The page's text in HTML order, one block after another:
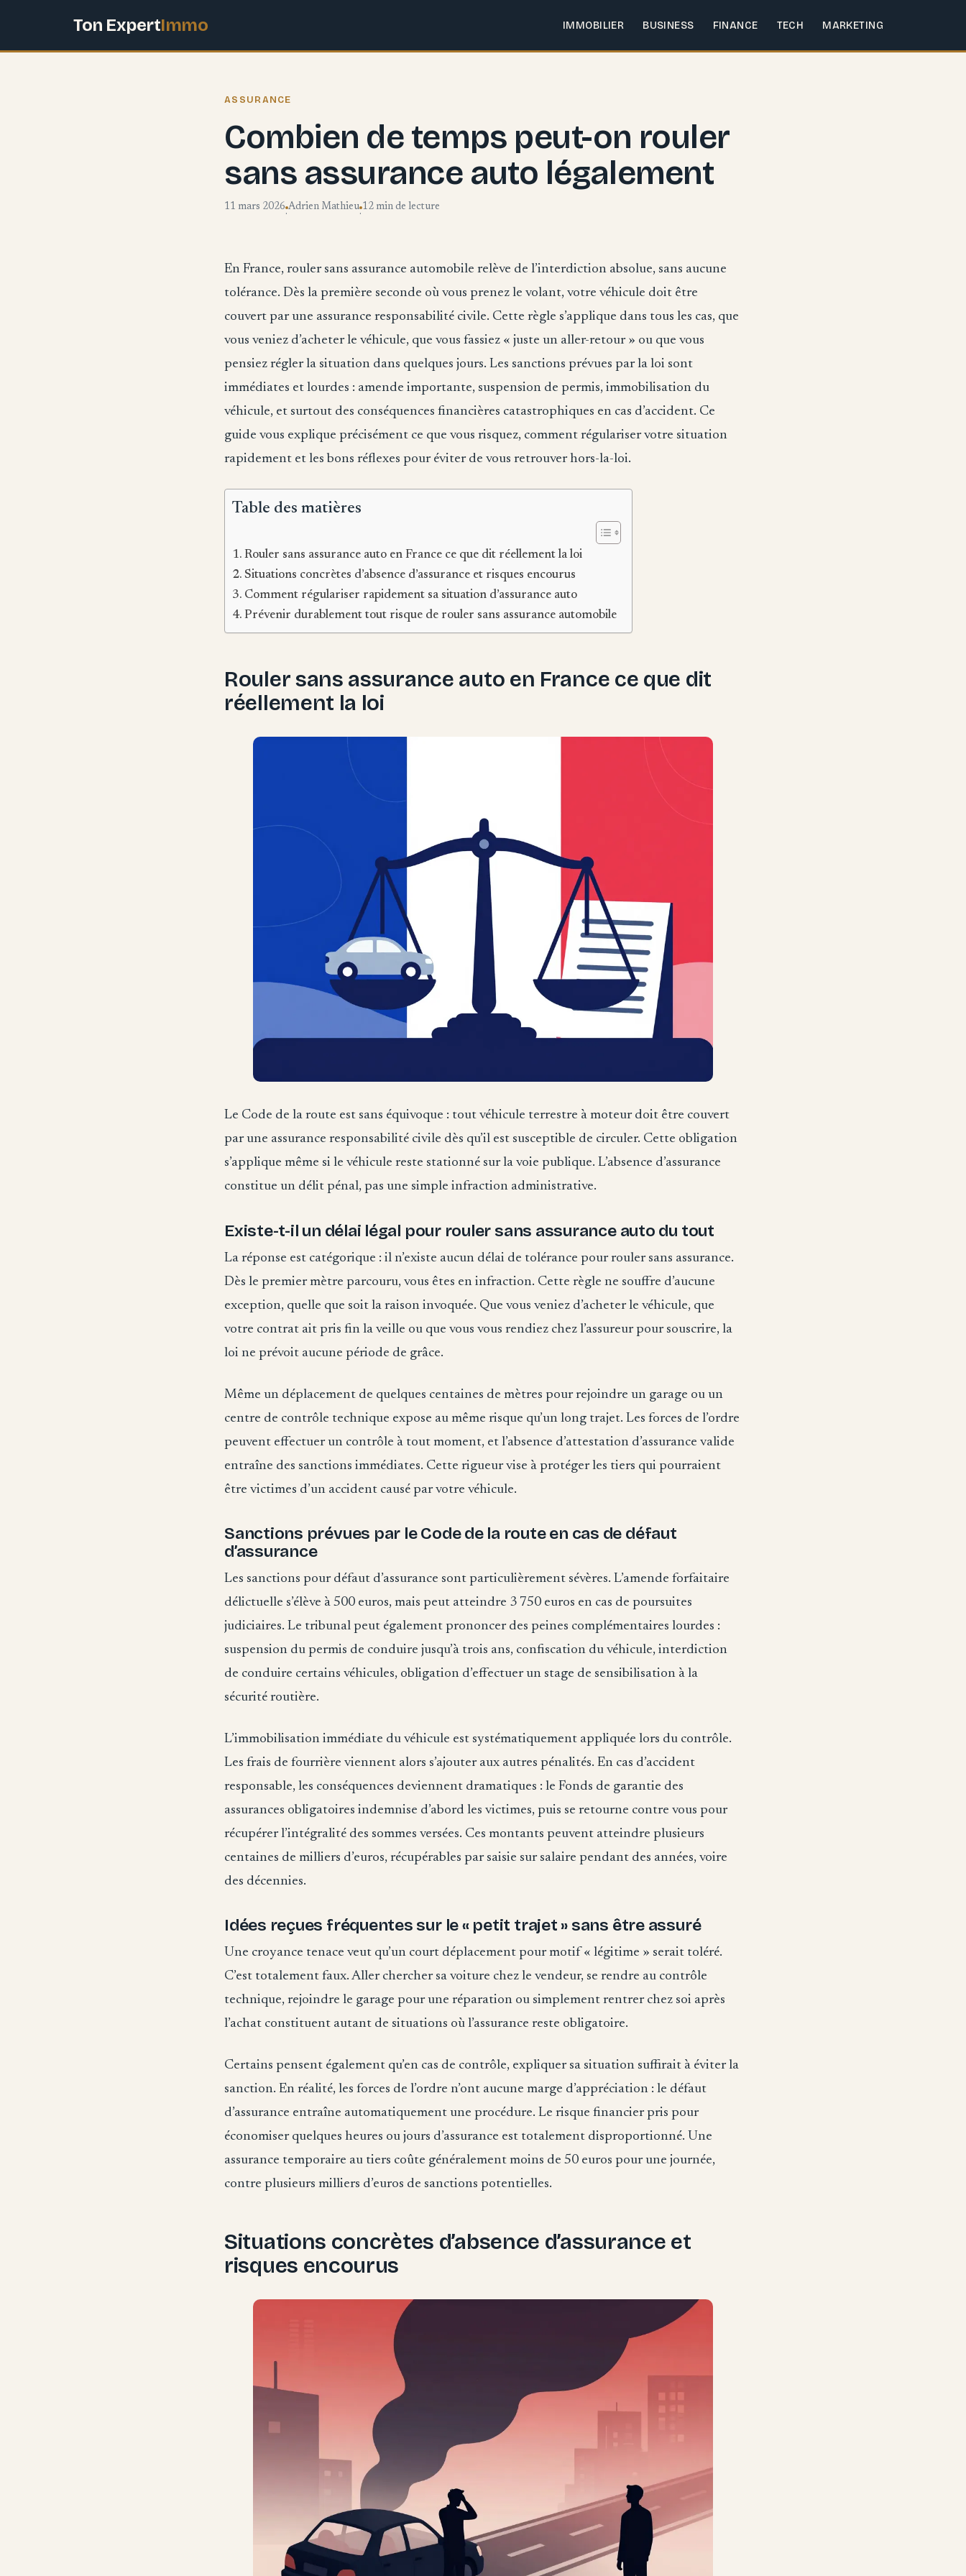
Ton ExpertImmo IMMOBILIER BUSINESS FINANCE TECH MARKETING
ASSURANCE
Combien de temps peut-on rouler
sans assurance auto légalement
11 mars 2026
·
Adrien Mathieu
·
12 min de lecture
En France, rouler sans assurance automobile relève de l’interdiction absolue, sans aucune
tolérance. Dès la première seconde où vous prenez le volant, votre véhicule doit être
couvert par une assurance responsabilité civile. Cette règle s’applique dans tous les cas, que
vous veniez d’acheter le véhicule, que vous fassiez « juste un aller-retour » ou que vous
pensiez régler la situation dans quelques jours. Les sanctions prévues par la loi sont
immédiates et lourdes : amende importante, suspension de permis, immobilisation du
véhicule, et surtout des conséquences financières catastrophiques en cas d’accident. Ce
guide vous explique précisément ce que vous risquez, comment régulariser votre situation
rapidement et les bons réflexes pour éviter de vous retrouver hors-la-loi.
Table des matières
Rouler sans assurance auto en France ce que dit réellement la loi
Situations concrètes d’absence d’assurance et risques encourus
Comment régulariser rapidement sa situation d’assurance auto
Prévenir durablement tout risque de rouler sans assurance automobile
Rouler sans assurance auto en France ce que dit
réellement la loi
Le Code de la route est sans équivoque : tout véhicule terrestre à moteur doit être couvert
par une assurance responsabilité civile dès qu’il est susceptible de circuler. Cette obligation
s’applique même si le véhicule reste stationné sur la voie publique. L’absence d’assurance
constitue un délit pénal, pas une simple infraction administrative.
Existe-t-il un délai légal pour rouler sans assurance auto du tout
La réponse est catégorique : il n’existe aucun délai de tolérance pour rouler sans assurance.
Dès le premier mètre parcouru, vous êtes en infraction. Cette règle ne souffre d’aucune
exception, quelle que soit la raison invoquée. Que vous veniez d’acheter le véhicule, que
votre contrat ait pris fin la veille ou que vous vous rendiez chez l’assureur pour souscrire, la
loi ne prévoit aucune période de grâce.
Même un déplacement de quelques centaines de mètres pour rejoindre un garage ou un
centre de contrôle technique expose au même risque qu’un long trajet. Les forces de l’ordre
peuvent effectuer un contrôle à tout moment, et l’absence d’attestation d’assurance valide
entraîne des sanctions immédiates. Cette rigueur vise à protéger les tiers qui pourraient
être victimes d’un accident causé par votre véhicule.
Sanctions prévues par le Code de la route en cas de défaut
d’assurance
Les sanctions pour défaut d’assurance sont particulièrement sévères. L’amende forfaitaire
délictuelle s’élève à 500 euros, mais peut atteindre 3 750 euros en cas de poursuites
judiciaires. Le tribunal peut également prononcer des peines complémentaires lourdes :
suspension du permis de conduire jusqu’à trois ans, confiscation du véhicule, interdiction
de conduire certains véhicules, obligation d’effectuer un stage de sensibilisation à la
sécurité routière.
L’immobilisation immédiate du véhicule est systématiquement appliquée lors du contrôle.
Les frais de fourrière viennent alors s’ajouter aux autres pénalités. En cas d’accident
responsable, les conséquences deviennent dramatiques : le Fonds de garantie des
assurances obligatoires indemnise d’abord les victimes, puis se retourne contre vous pour
récupérer l’intégralité des sommes versées. Ces montants peuvent atteindre plusieurs
centaines de milliers d’euros, récupérables par saisie sur salaire pendant des années, voire
des décennies.
Idées reçues fréquentes sur le « petit trajet » sans être assuré
Une croyance tenace veut qu’un court déplacement pour motif « légitime » serait toléré.
C’est totalement faux. Aller chercher sa voiture chez le vendeur, se rendre au contrôle
technique, rejoindre le garage pour une réparation ou simplement rentrer chez soi après
l’achat constituent autant de situations où l’assurance reste obligatoire.
Certains pensent également qu’en cas de contrôle, expliquer sa situation suffirait à éviter la
sanction. En réalité, les forces de l’ordre n’ont aucune marge d’appréciation : le défaut
d’assurance entraîne automatiquement une procédure. Le risque financier pris pour
économiser quelques heures ou jours d’assurance est totalement disproportionné. Une
assurance temporaire au tiers coûte généralement moins de 50 euros pour une journée,
contre plusieurs milliers d’euros de sanctions potentielles.
Situations concrètes d’absence d’assurance et
risques encourus